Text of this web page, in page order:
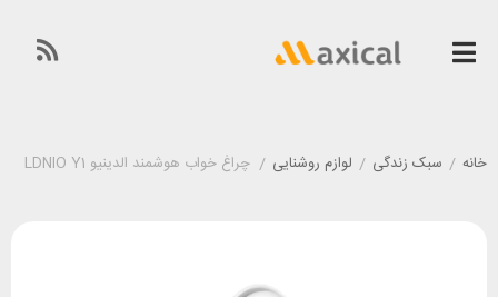
خانه / سبک زندگی / لوازم روشنایی / چراغ خواب هوشمند الدینیو LDNIO Y1